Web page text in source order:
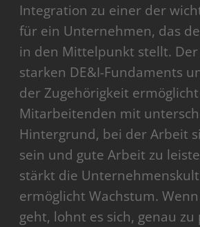
Integration zu einer der
für ein Unternehmen, das
in den Mittelpunkt stellt.
starken DE&I-Fundaments
der Zugehörigkeit ermöglicht
Mitarbeitenden mit
Hintergrund, bei der Arbeit
sein und gute Arbeit zu
stärkt die
ermöglicht Wachstum.
geht, lohnt es sich, genau zu